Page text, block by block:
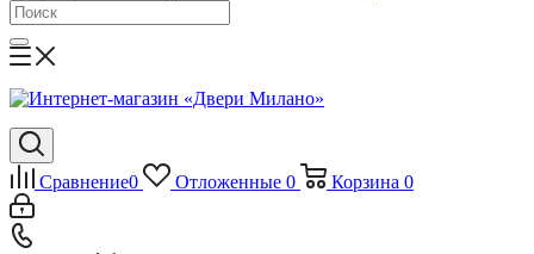
Сравнение0 Отложенные 0 Корзина 0